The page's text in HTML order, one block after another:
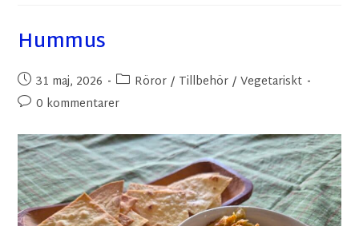
Hummus
31 maj, 2026 Röror / Tillbehör / Vegetariskt
0 kommentarer